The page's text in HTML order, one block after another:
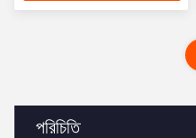
পরিচিতি